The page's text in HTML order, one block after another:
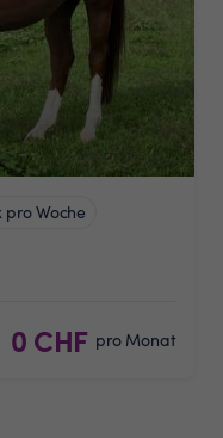
pro Woche
0 CHF pro Monat